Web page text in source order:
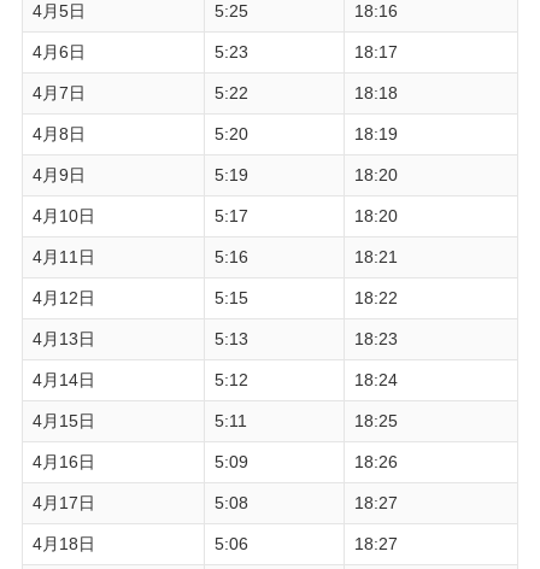
4月5日 5:25 18:16
4月6日 5:23 18:17
4月7日 5:22 18:18
4月8日 5:20 18:19
4月9日 5:19 18:20
4月10日 5:17 18:20
4月11日 5:16 18:21
4月12日 5:15 18:22
4月13日 5:13 18:23
4月14日 5:12 18:24
4月15日 5:11 18:25
4月16日 5:09 18:26
4月17日 5:08 18:27
4月18日 5:06 18:27